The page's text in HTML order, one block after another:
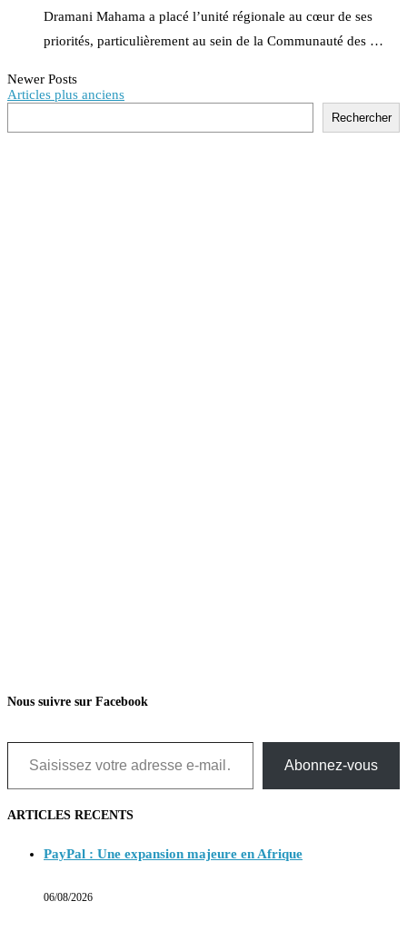
Dramani Mahama a placé l’unité régionale au cœur de ses
priorités, particulièrement au sein de la Communauté des …
Newer Posts
Articles plus anciens
Rechercher
Nous suivre sur Facebook
Saisissez votre adresse e-mail…
Abonnez-vous
ARTICLES RECENTS
PayPal : Une expansion majeure en Afrique
06/08/2026